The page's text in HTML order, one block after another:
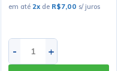
em até 2x de R$7,00 s/ juros
- +